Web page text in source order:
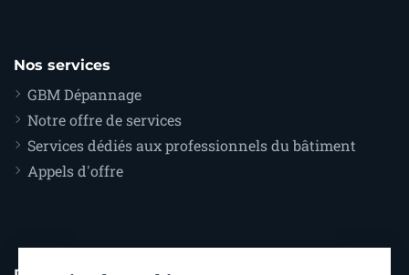
Nos services
GBM Dépannage
Notre offre de services
Services dédiés aux professionnels du bâtiment
Appels d'offre